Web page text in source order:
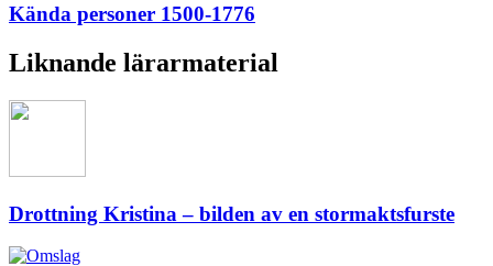
Kända personer 1500-1776
Liknande lärarmaterial
Drottning Kristina – bilden av en stormaktsfurste